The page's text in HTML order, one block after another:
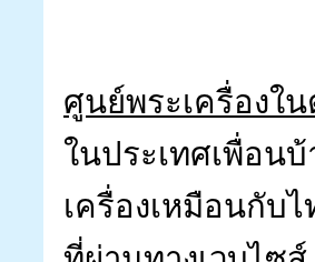
ศูนย์พระเครื่องใ
ในประเทศเพื่อน
เครื่องเหมือนกับ